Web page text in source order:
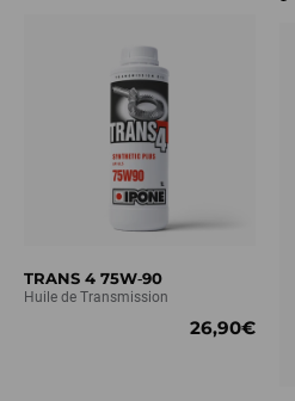
TRANS 4 75W‑90
Huile de Transmission
26,90€